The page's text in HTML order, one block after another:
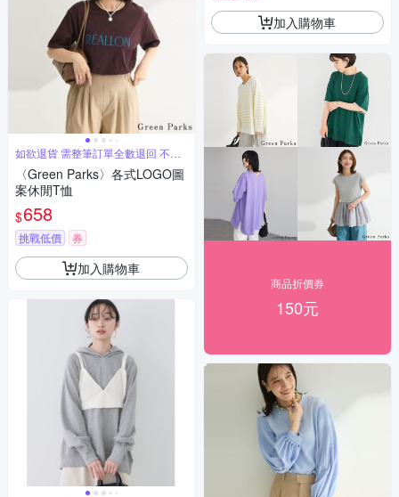
如欲退貨 需整筆訂單全數退回 不能
單退
〈Green Parks〉各式LOGO圖
案休閒T恤
$658
挑戰低價 券
加入購物車
加入購物車
商品折價券
150元